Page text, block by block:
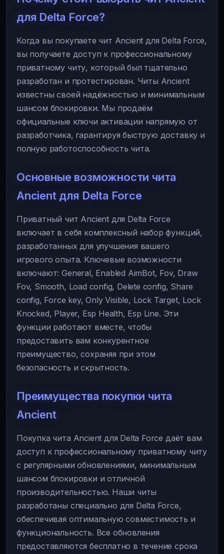
для Delta Force?
Когда вы покупаете чит Ancient для Delta Force,
вы получаете доступ к профессиональному
приватному читу, который был тщательно
разработан и протестирован. Читы Ancient
известны своей надёжностью и минимальным
шансом блокировки. Мы продаём
официальные ключи активации напрямую от
разработчика, гарантируя быструю доставку и
полную работоспособность чита.
Основные возможности чита
Ancient для Delta Force
Приватный чит Ancient для Delta Force
включает в себя комплексный набор функций,
разработанных для улучшения вашего
игрового опыта. Ключевые возможности
включают: General, Enabled AimBot, Fov, Draw
Fov, Smooth, Load config, Delete config, Share
config, Force key, Only Visible, Lock Target, Lock
Knocked, Player, Esp Health, Esp Line. Эти
функции работают вместе, чтобы
предоставить вам конкурентное
преимущество, сохраняя при этом
безопасность и скрытность.
Преимущества покупки чита
Ancient
Покупка чита Ancient для Delta Force даёт вам
доступ к профессиональному приватному читу
с регулярными обновлениями, минимальным
шансом блокировки и отличной
производительностью. Наши читы
разработаны специально для Delta Force,
обеспечивая оптимальную совместимость и
функциональность. Все обновления
предоставляются бесплатно в течение срока